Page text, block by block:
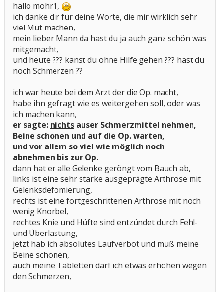
hallo mohr1,
ich danke dir für deine Worte, die mir wirklich sehr
viel Mut machen,
mein lieber Mann da hast du ja auch ganz schön was
mitgemacht,
und heute ??? kanst du ohne Hilfe gehen ??? hast du
noch Schmerzen ??
ich war heute bei dem Arzt der die Op. macht,
habe ihn gefragt wie es weitergehen soll, oder was
ich machen kann,
er sagte: nichts auser Schmerzmittel nehmen,
Beine schonen und auf die Op. warten,
und vor allem so viel wie möglich noch
abnehmen bis zur Op.
dann hat er alle Gelenke geröngt vom Bauch ab,
links ist eine sehr starke ausgeprägte Arthrose mit
Gelenksdefomierung,
rechts ist eine fortgeschrittenen Arthrose mit noch
wenig Knorbel,
rechtes Knie und Hüfte sind entzündet durch Fehl-
und Überlastung,
jetzt hab ich absolutes Laufverbot und muß meine
Beine schonen,
auch meine Tabletten darf ich etwas erhöhen wegen
den Schmerzen,